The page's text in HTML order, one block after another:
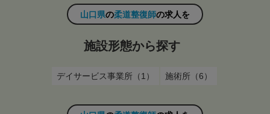
山口県の柔道整復師の求人を
施設形態から探す
デイサービス事業所（1） 施術所（6）